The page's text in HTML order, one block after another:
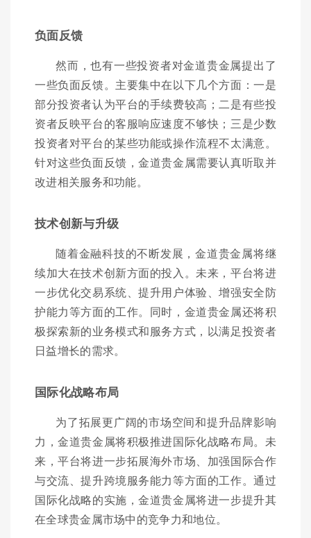
负面反馈
然而，也有一些投资者对金道贵金属提出了
一些负面反馈。主要集中在以下几个方面：一是
部分投资者认为平台的手续费较高；二是有些投
资者反映平台的客服响应速度不够快；三是少数
投资者对平台的某些功能或操作流程不太满意。
针对这些负面反馈，金道贵金属需要认真听取并
改进相关服务和功能。
技术创新与升级
随着金融科技的不断发展，金道贵金属将继
续加大在技术创新方面的投入。未来，平台将进
一步优化交易系统、提升用户体验、增强安全防
护能力等方面的工作。同时，金道贵金属还将积
极探索新的业务模式和服务方式，以满足投资者
日益增长的需求。
国际化战略布局
为了拓展更广阔的市场空间和提升品牌影响
力，金道贵金属将积极推进国际化战略布局。未
来，平台将进一步拓展海外市场、加强国际合作
与交流、提升跨境服务能力等方面的工作。通过
国际化战略的实施，金道贵金属将进一步提升其
在全球贵金属市场中的竞争力和地位。